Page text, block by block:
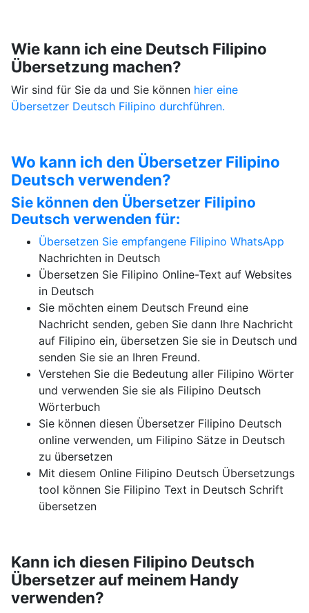
Wie kann ich eine Deutsch Filipino
Übersetzung machen?
Wir sind für Sie da und Sie können hier eine
Übersetzer Deutsch Filipino durchführen.
Wo kann ich den Übersetzer Filipino
Deutsch verwenden?
Sie können den Übersetzer Filipino
Deutsch verwenden für:
Übersetzen Sie empfangene Filipino WhatsApp
Nachrichten in Deutsch
Übersetzen Sie Filipino Online-Text auf Websites
in Deutsch
Sie möchten einem Deutsch Freund eine
Nachricht senden, geben Sie dann Ihre Nachricht
auf Filipino ein, übersetzen Sie sie in Deutsch und
senden Sie sie an Ihren Freund.
Verstehen Sie die Bedeutung aller Filipino Wörter
und verwenden Sie sie als Filipino Deutsch
Wörterbuch
Sie können diesen Übersetzer Filipino Deutsch
online verwenden, um Filipino Sätze in Deutsch
zu übersetzen
Mit diesem Online Filipino Deutsch Übersetzungs
tool können Sie Filipino Text in Deutsch Schrift
übersetzen
Kann ich diesen Filipino Deutsch
Übersetzer auf meinem Handy
verwenden?